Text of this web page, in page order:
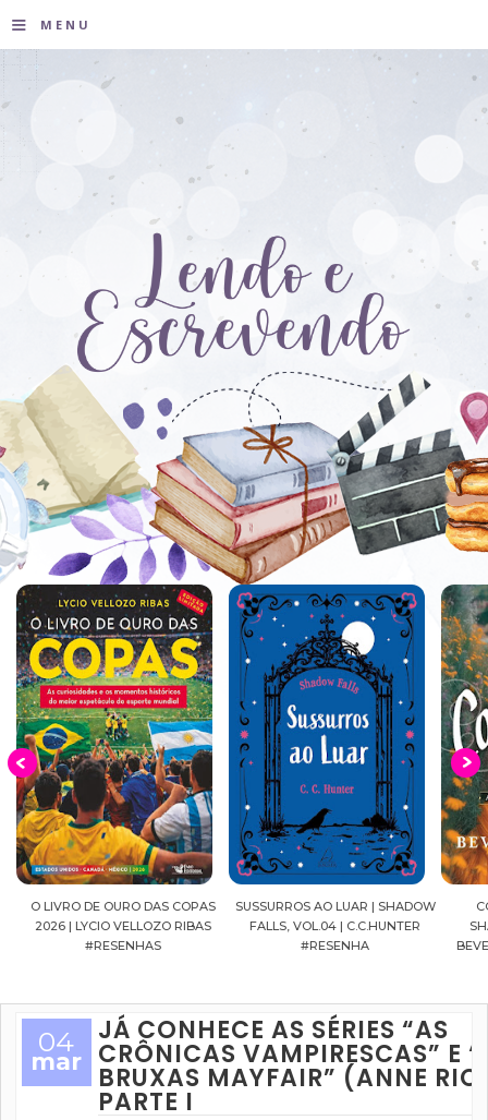
≡ MENU
O LIVRO DE OURO DAS COPAS
2026 | LYCIO VELLOZO RIBAS
#RESENHAS
SUSSURROS AO LUAR | SHADOW
FALLS, VOL.04 | C.C.HUNTER
#RESENHA
04
mar
JÁ CONHECE AS SÉRIES “AS
CRÔNICAS VAMPIRESCAS” E
BRUXAS MAYFAIR” (ANNE
PARTE I